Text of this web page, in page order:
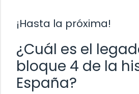
¡Hasta la próxima!
¿Cuál es el
bloque 4 de la
España?